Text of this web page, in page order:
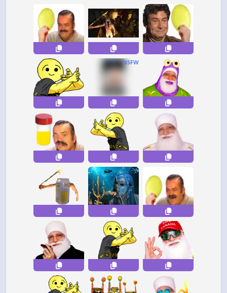
NSFW